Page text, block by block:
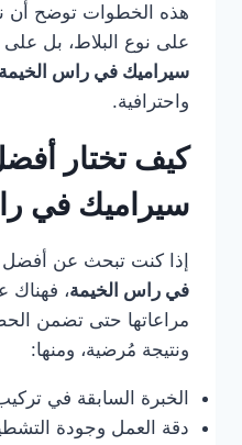
هذه الخطوات توضح أن
على نوع البلاط، بل
سيراميك في راس الخيمة
واحترافية.
كيف تختار
سيراميك في
إذا كنت تبحث عن أفضل
في راس الخيمة،
مراعاتها حتى تضمن
ونتيجة مُرضية، ومنها:
الخبرة السابقة في
دقة العمل وجودة